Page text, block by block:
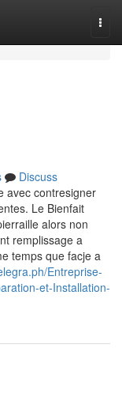
Discuss
avec contresigner
Le Bienfait
alors non
remplissage a
temps que facje a
Entreprise-
et-Installation-